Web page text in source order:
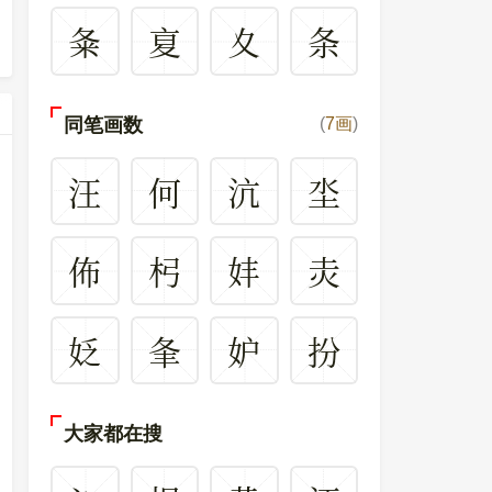
夈
㚆 夊 条
同笔画数 (7画)
汪 何 沆
坔
佈
杛 妦
灻
姂
夆 妒 扮
大家都在搜